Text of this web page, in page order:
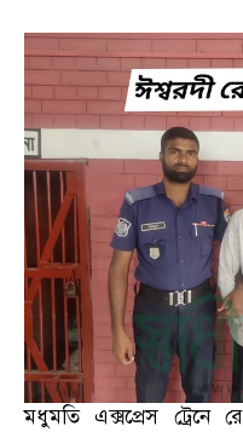
মধুমতি এক্সপ্রেস ট্রেনে